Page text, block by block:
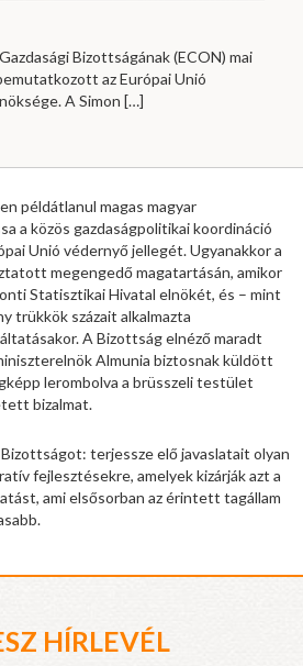
Bizottságának (ECON) mai
az Európai Unió
A Simon […]
példátlanul magas magyar
a közös gazdaságpolitikai koordináció
Unió védernyő jellegét. Ugyanakkor a
megengedő magatartásán, amikor
Statisztikai Hivatal elnökét, és – mint
trükkök százait alkalmazta
A Bizottság elnéző maradt
Almunia biztosnak küldött
lerombolva a brüsszeli testület
bizalmat.
terjessze elő javaslatait olyan
fejlesztésekre, amelyek kizárják azt a
ami elsősorban az érintett tagállam
HÍRLEVÉL